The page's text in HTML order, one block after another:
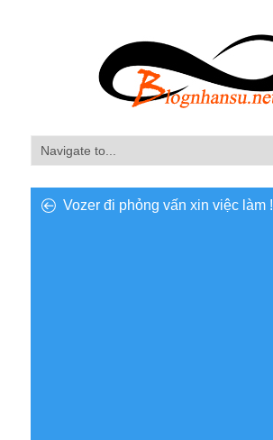
Vozer đi phỏng vấn xin việc làm !